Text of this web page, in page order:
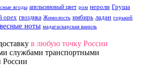
ягоды апельсиновый цвет ром нероли Груша
орех гвоздика Жимолость имбирь ладан горький
ноты мадагаскарская ваниль
в любую точку России
службами транспортными